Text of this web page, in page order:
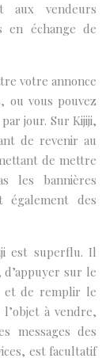
aux vendeurs
en échange de
votre annonce
ou vous pouvez
jour. Sur Kijiji,
de revenir au
de mettre
les bannières
des
est superflu. Il
sur le
et de remplir le
à vendre,
messages des
est facultatif